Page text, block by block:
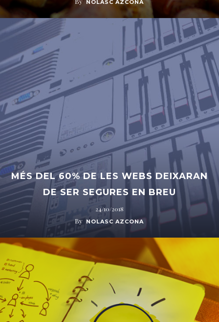
NOLASC AZCONA
MÉS DEL 60% DE LES WEBS DEIXARAN
DE SER SEGURES EN BREU
24/10/2018
By NOLASC AZCONA